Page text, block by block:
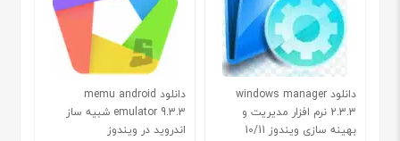
دانلود windows manager
2.3.3 نرم افزار مدیریت و
بهینه سازی ویندوز 10/11
دانلود memu android
emulator 9.3.3 شبیه ساز
اندروید در ویندوز